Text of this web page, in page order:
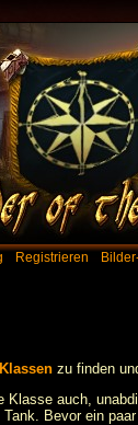
Registrieren
Klassen zu finden
Klasse auch,
Bevor ein